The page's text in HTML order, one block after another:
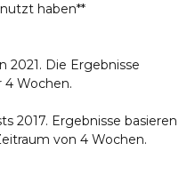
haben**
2021. Die Ergebnisse
4 Wochen.
2017. Ergebnisse basieren
von 4 Wochen.